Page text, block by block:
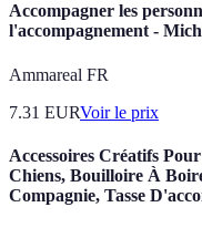
Accompagner les
l'accompagnement -
Ammareal FR
7.31 EURVoir le prix
Accessoires Créatifs
Chiens, Bouilloire À
Compagnie, Tasse